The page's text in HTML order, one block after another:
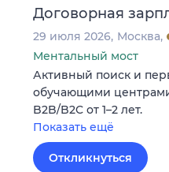
Договорная
29 июля 2026 Москва
Ментальный мост
Активный поиск и
обучающими
B2B/B2C от 1–2 лет.
Показать ещё
Откликнуться